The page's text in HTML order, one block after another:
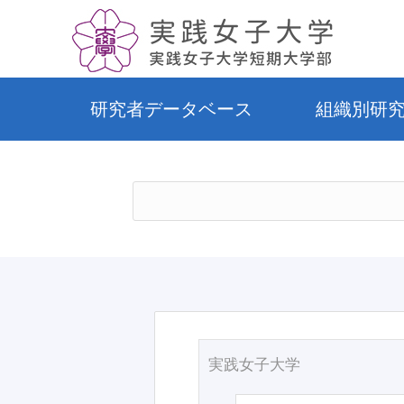
研究者データベース 組織別研
実践女子大学